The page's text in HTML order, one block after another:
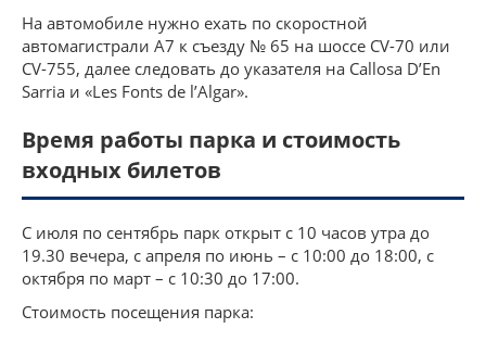
На автомобиле нужно ехать по скоростной
автомагистрали А7 к съезду № 65 на шоссе CV-70 или
CV-755, далее следовать до указателя на Callosa D’En
Sarria и «Les Fonts de l’Algar».
Время работы парка и стоимость
входных билетов
С июля по сентябрь парк открыт с 10 часов утра до
19.30 вечера, с апреля по июнь – c 10:00 до 18:00, с
октября по март – c 10:30 до 17:00.
Стоимость посещения парка: